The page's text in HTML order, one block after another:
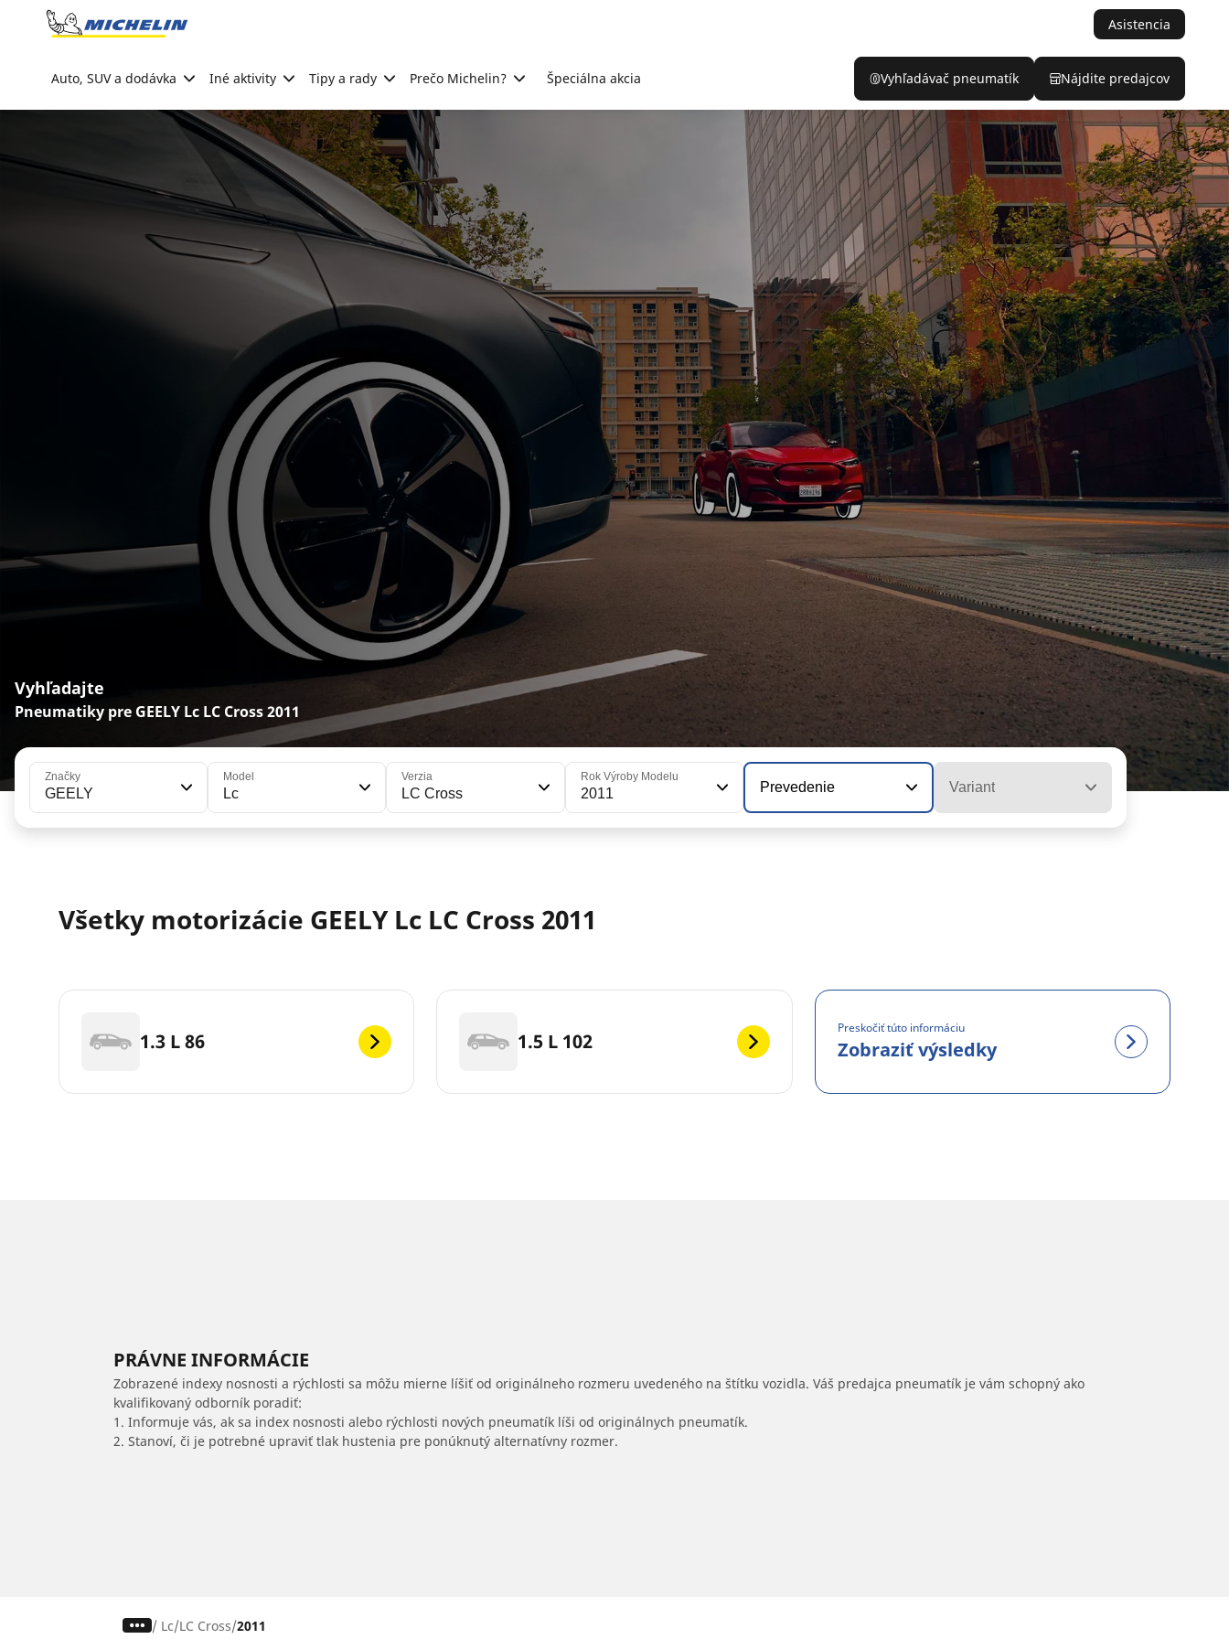
Go to page content
Asistencia
Auto, SUV a dodávka Iné aktivity Tipy a rady Prečo Michelin? Špeciálna akcia Vyhľadávač pneumatík Nájdite predajcov
Vyhľadajte
Pneumatiky pre GEELY Lc LC Cross 2011
Značky
GEELY
Model
Lc
Verzia
LC Cross
Rok Výroby Modelu
2011 Prevedenie Variant
Všetky motorizácie GEELY Lc LC Cross 2011
1.3 L 86 1.5 L 102
Preskočiť túto informáciu
Zobraziť výsledky
PRÁVNE INFORMÁCIE
Zobrazené indexy nosnosti a rýchlosti sa môžu mierne líšiť od originálneho rozmeru uvedeného na štítku vozidla. Váš predajca pneumatík je vám schopný ako
kvalifikovaný odborník poradiť:
1. Informuje vás, ak sa index nosnosti alebo rýchlosti nových pneumatík líši od originálnych pneumatík.
2. Stanoví, či je potrebné upraviť tlak hustenia pre ponúknutý alternatívny rozmer.
/ Lc LC Cross 2011